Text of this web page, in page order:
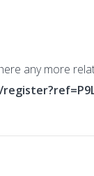
any more